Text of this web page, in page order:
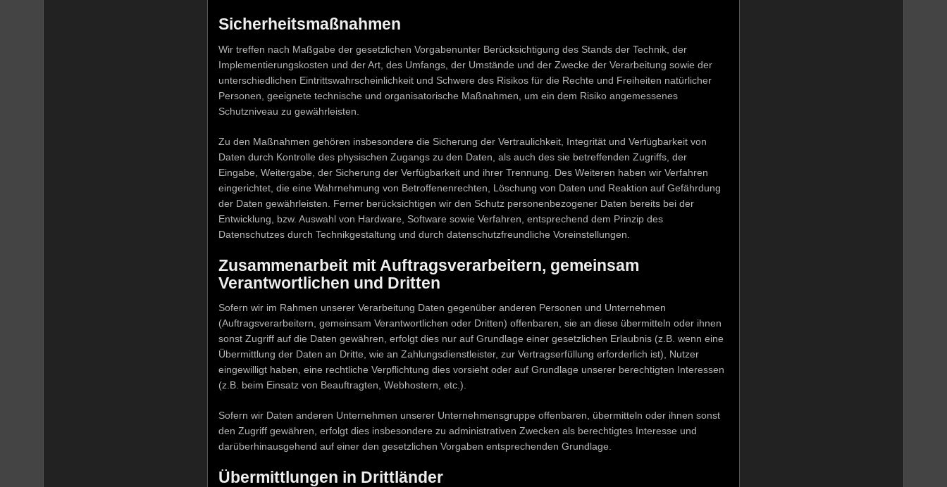
Sicherheitsmaßnahmen
Wir treffen nach Maßgabe der gesetzlichen Vorgabenunter Berücksichtigung des Stands der Technik, der
Implementierungskosten und der Art, des Umfangs, der Umstände und der Zwecke der Verarbeitung sowie der
unterschiedlichen Eintrittswahrscheinlichkeit und Schwere des Risikos für die Rechte und Freiheiten natürlicher
Personen, geeignete technische und organisatorische Maßnahmen, um ein dem Risiko angemessenes
Schutzniveau zu gewährleisten.
Zu den Maßnahmen gehören insbesondere die Sicherung der Vertraulichkeit, Integrität und Verfügbarkeit von
Daten durch Kontrolle des physischen Zugangs zu den Daten, als auch des sie betreffenden Zugriffs, der
Eingabe, Weitergabe, der Sicherung der Verfügbarkeit und ihrer Trennung. Des Weiteren haben wir Verfahren
eingerichtet, die eine Wahrnehmung von Betroffenenrechten, Löschung von Daten und Reaktion auf Gefährdung
der Daten gewährleisten. Ferner berücksichtigen wir den Schutz personenbezogener Daten bereits bei der
Entwicklung, bzw. Auswahl von Hardware, Software sowie Verfahren, entsprechend dem Prinzip des
Datenschutzes durch Technikgestaltung und durch datenschutzfreundliche Voreinstellungen.
Zusammenarbeit mit Auftragsverarbeitern, gemeinsam
Verantwortlichen und Dritten
Sofern wir im Rahmen unserer Verarbeitung Daten gegenüber anderen Personen und Unternehmen
(Auftragsverarbeitern, gemeinsam Verantwortlichen oder Dritten) offenbaren, sie an diese übermitteln oder ihnen
sonst Zugriff auf die Daten gewähren, erfolgt dies nur auf Grundlage einer gesetzlichen Erlaubnis (z.B. wenn eine
Übermittlung der Daten an Dritte, wie an Zahlungsdienstleister, zur Vertragserfüllung erforderlich ist), Nutzer
eingewilligt haben, eine rechtliche Verpflichtung dies vorsieht oder auf Grundlage unserer berechtigten Interessen
(z.B. beim Einsatz von Beauftragten, Webhostern, etc.).
Sofern wir Daten anderen Unternehmen unserer Unternehmensgruppe offenbaren, übermitteln oder ihnen sonst
den Zugriff gewähren, erfolgt dies insbesondere zu administrativen Zwecken als berechtigtes Interesse und
darüberhinausgehend auf einer den gesetzlichen Vorgaben entsprechenden Grundlage.
Übermittlungen in Drittländer